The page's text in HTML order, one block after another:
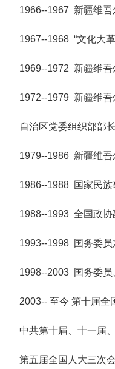
1966--1967 新疆维吾
1967--1968 “文化大革
1969--1972 新疆维
1972--1979 新疆维
自治区党委组织部部长
1979--1986 新疆维
1986--1988 国家民族
1988--1993 全国政
1993--1998 国务委
1998--2003 国务委员
2003-- 至今 第十届
中共第十届、十一届
第五届全国人大三次